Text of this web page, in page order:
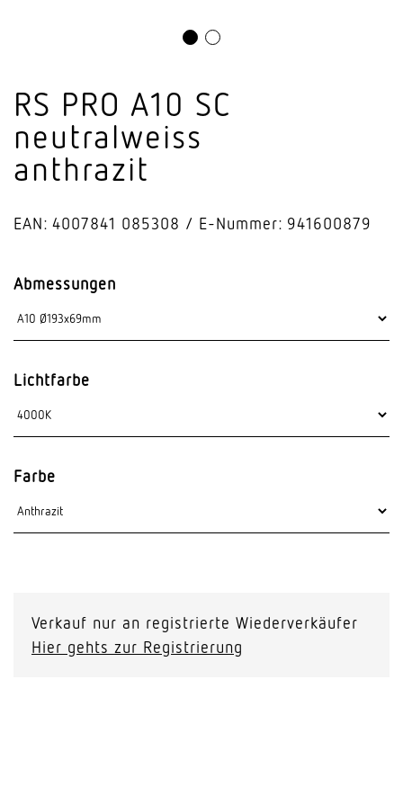
RS PRO A10 SC
neutral­weiss
anthrazit
EAN: 4007841 085308 E-Nummer: 941600879
Abmessungen
Lichtfarbe
Farbe
Verkauf nur an registrierte Wiederverkäufer
Hier gehts zur Registrierung